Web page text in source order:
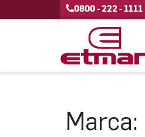
0800 - 222 - 1111
Marca: